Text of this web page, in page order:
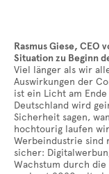
Rasmus Giese, CEO
Situation zu Beginn
Viel länger als wir
Auswirkungen der
ist ein Licht am
Deutschland wird
Sicherheit sagen,
hochtourig laufen
Werbeindustrie sind
sicher:
Wachstum durch